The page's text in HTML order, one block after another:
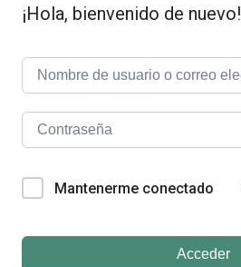
¡Hola, bienvenido de nuevo!
Mantenerme conectado
Acceder